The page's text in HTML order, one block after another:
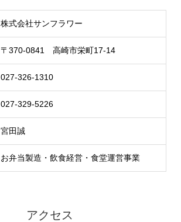
株式会社サンフラワー
〒370-0841 高崎市栄町17-14
027-326-1310
027-329-5226
宮田誠
お弁当製造・飲食経営・食堂運営事業
アクセス